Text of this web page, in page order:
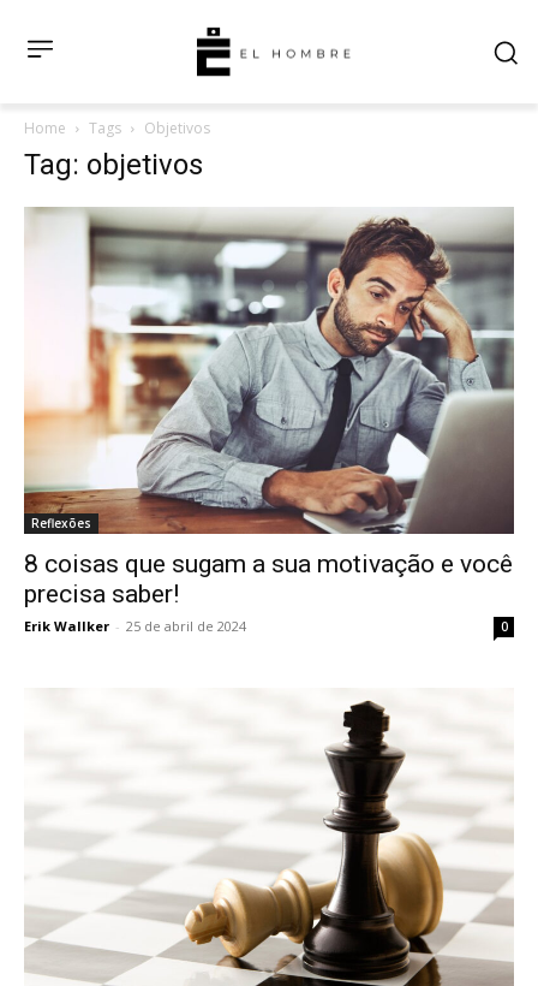
Home Tags Objetivos
Tag: objetivos
Reflexões
8 coisas que sugam a sua motivação e você
precisa saber!
Erik Wallker - 25 de abril de 2024 0